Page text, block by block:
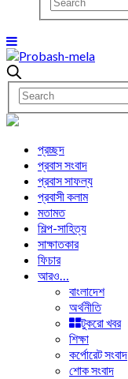
প্রচ্ছদ
প্রবাস সংবাদ
প্রবাস সাফল্য
প্রবাসী কলাম
মতামত
শিল্প-সাহিত্য
সাক্ষাতকার
ফিচার
আরও…
বাংলাদেশ
অর্থনীতি
টুকরো খবর
শিক্ষা
কর্পোরেট সংবাদ
শোক সংবাদ